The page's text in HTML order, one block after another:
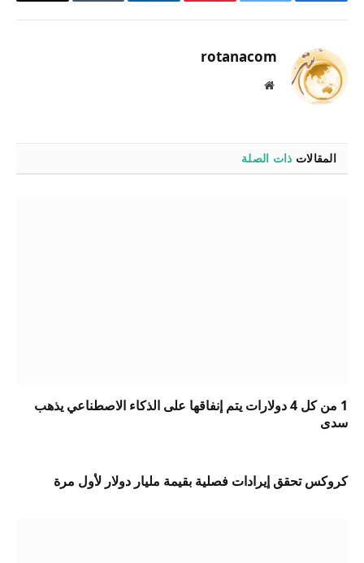
rotanacom
موقع
المقالات ذات الصلة
1 من كل 4 دولارات يتم إنفاقها على الذكاء الاصطناعي يذهب
سدى
كروكس تحقق إيرادات فصلية بقيمة مليار دولار لأول مرة